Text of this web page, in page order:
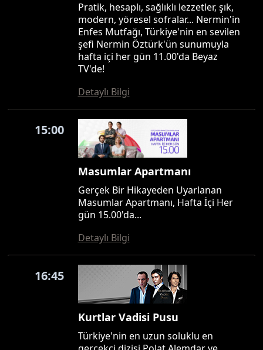
Pratik, hesaplı, sağlıklı lezzetler, şık,
modern, yöresel sofralar... Nermin'in
Enfes Mutfağı, Türkiye'nin en sevilen
şefi Nermin Öztürk'ün sunumuyla
hafta içi her gün 11.00'da Beyaz
TV'de!
Detaylı Bilgi
15:00
Masumlar Apartmanı
Gerçek Bir Hikayeden Uyarlanan
Masumlar Apartmanı, Hafta İçi Her
gün 15.00'da...
Detaylı Bilgi
16:45
Kurtlar Vadisi Pusu
Türkiye'nin en uzun soluklu en